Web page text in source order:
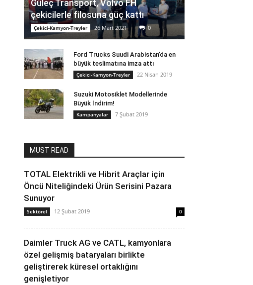
Güleç Transport, Volvo FH
çekicilerle filosuna güç kattı
Çekici-Kamyon-Treyler 26 Mart 2021 0
Ford Trucks Suudi Arabistan’da en
büyük teslimatına imza attı
Çekici-Kamyon-Treyler 22 Nisan 2019
Suzuki Motosiklet Modellerinde
Büyük İndirim!
Kampanyalar 7 Şubat 2019
MUST READ
TOTAL Elektrikli ve Hibrit Araçlar için
Öncü Niteliğindeki Ürün Serisini Pazara
Sunuyor
Sektörel 12 Şubat 2019 0
Daimler Truck AG ve CATL, kamyonlara
özel gelişmiş bataryaları birlikte
geliştirerek küresel ortaklığını
genişletiyor